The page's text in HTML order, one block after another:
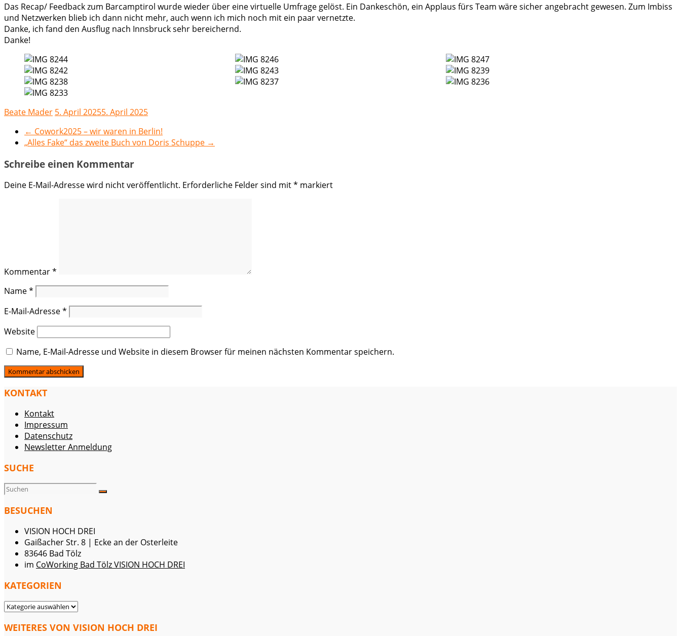
Das Recap/ Feedback zum Barcamptirol wurde wieder über eine virtuelle Umfrage gelöst. Ein Dankeschön, ein Applaus fürs Team wäre sicher angebracht gewesen. Zum Imbiss
und Netzwerken blieb ich dann nicht mehr, auch wenn ich mich noch mit ein paar vernetzte.
Danke, ich fand den Ausflug nach Innsbruck sehr bereichernd.
Danke!
Beate Mader 5. April 20255. April 2025
← Cowork2025 – wir waren in Berlin!
„Alles Fake“ das zweite Buch von Doris Schuppe →
Schreibe einen Kommentar
Deine E-Mail-Adresse wird nicht veröffentlicht. Erforderliche Felder sind mit* markiert
Kommentar*
Name*
E-Mail-Adresse*
Website
Name, E-Mail-Adresse und Website in diesem Browser für meinen nächsten Kommentar speichern.
KONTAKT
Kontakt
Impressum
Datenschutz
Newsletter Anmeldung
SUCHE
BESUCHEN
VISION HOCH DREI
Gaißacher Str. 8 | Ecke an der Osterleite
83646 Bad Tölz
im CoWorking Bad Tölz VISION HOCH DREI
KATEGORIEN
KATEGORIEN
WEITERES VON VISION HOCH DREI